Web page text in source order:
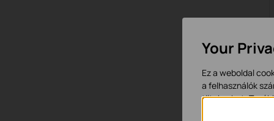
Your
Ez a weboldal
a felhasználók
tiltakozhat.